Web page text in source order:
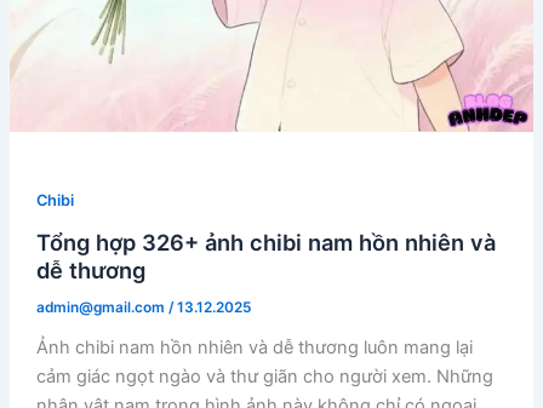
Chibi
Tổng hợp 326+ ảnh chibi nam hồn nhiên và
dễ thương
admin@gmail.com /13.12.2025
Ảnh chibi nam hồn nhiên và dễ thương luôn mang lại
cảm giác ngọt ngào và thư giãn cho người xem. Những